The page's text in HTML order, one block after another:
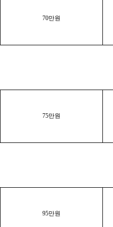
70만원
75만원
95만원